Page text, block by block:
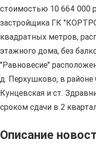
стоимостью 10 664 000
застройщика ГК
квадратных метров,
этажного дома, без
"Равновесие"
д. Перхушково, в
Кунцевская и ст.
сроком сдачи в 2
Описание